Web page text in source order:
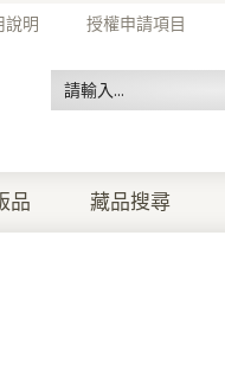
說明 授權申請項目
品 藏品搜尋